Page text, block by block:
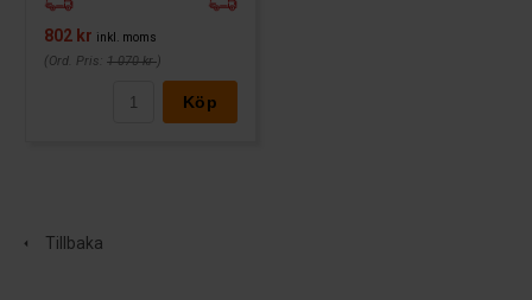
802 kr inkl. moms
(Ord. Pris: 1 070 kr)
Köp
Tillbaka